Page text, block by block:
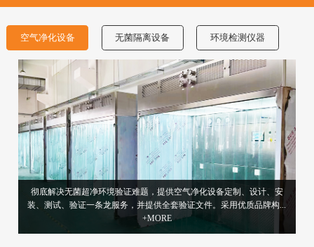
空气净化设备 无菌隔离设备 环境检测仪器
彻底解决无菌超净环境验证难题，提供空气净化设备定制、设计、安
装、测试、验证一条龙服务，并提供全套验证文件。采用优质品牌构...
+MORE